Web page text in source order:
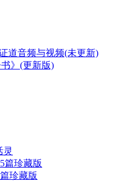
道音频与视频(未更新)
》(更新版)
灵
篇珍藏版
珍藏版